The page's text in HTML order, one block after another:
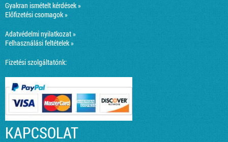
Gyakran ismételt kérdések »
Előfizetési csomagok »
Adatvédelmi nyilatkozat »
Felhasználási feltételek »
Fizetési szolgáltatónk:
KAPCSOLAT